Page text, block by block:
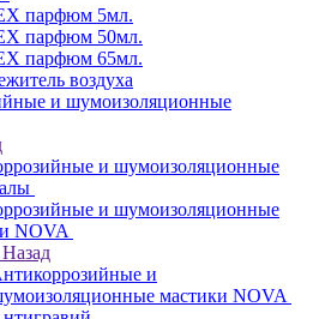
парфюм 5мл.
парфюм 50мл.
парфюм 65мл.
воздуха
и шумоизоляционные
и шумоизоляционные
и шумоизоляционные
NOVA
Назад
и
мастики NOVA